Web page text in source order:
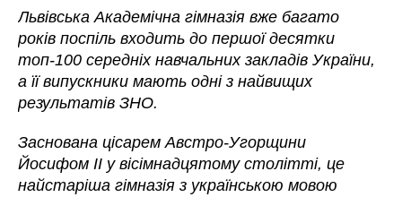
Львівська Академічна гімназія вже багато
років поспіль входить до першої десятки
топ-100 середніх навчальних закладів України,
а її випускники мають одні з найвищих
результатів ЗНО.
Заснована цісарем Австро-Угорщини
Йосифом ІІ у вісімнадцятому столітті, це
найстаріша гімназія з українською мовою